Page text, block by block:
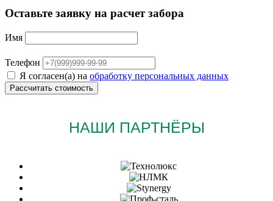
Оставьте заявку на расчет забора
Имя
Телефон
Я согласен(а) на обработку персональных данных
НАШИ ПАРТНЁРЫ